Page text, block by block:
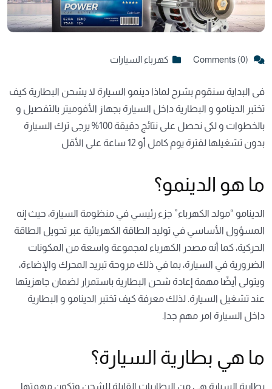
كهرباء السيارات
فى البداية سنقوم بشرح لماذا دينمو السيارة لا يشحن البطارية كيف
تختبر الدينامو و البطارية داخل السيارة بجهاز الأفوميتر بالتفصيل و
بالخطوات و لكى نحصل على نتائج دقيقة 100% يرجى ترك السيارة
بدون تشغيلها لفترة يوم كامل أو 12 ساعة على الأقل
ما هو الدينمو؟
الدينامو “مولد الكهرباء” جزء رئيسي في منظومة السيارة، حيث إنه
المسؤول الأساسي في توليد الطاقة الكهربائية عبر تحويل الطاقة
الحركية، كما أنه مصدر الكهرباء لمجموعة واسعة من المكونات
الضرورية في السيارة، بما في ذلك مروحة تبريد المحرك والإضاءة،
ويتولى أيضًا مهمة إعادة شحن البطارية باستمرار لضمان جاهزيتها
عند تشغيل السيارة. لذلك معرفة كيف تختبر الدينامو و البطارية
داخل السيارة امر مهم جدا.
ما هي بطارية السيارة؟
بطارية السيارة هي من البطاريات القابلة للشحن وتكون مهمتها